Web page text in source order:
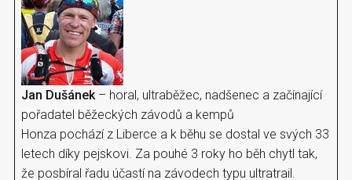
Jan Dušánek – horal, ultraběžec, nadšenec a začínající
pořadatel běžeckých závodů a kempů
Honza pochází z Liberce a k běhu se dostal ve svých 33
letech díky pejskovi. Za pouhé 3 roky ho běh chytl tak,
že posbíral řadu účastí na závodech typu ultratrail.